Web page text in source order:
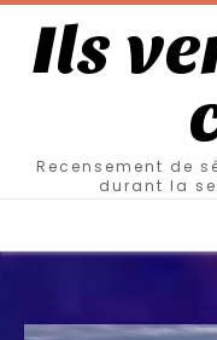
Ils
Recensement de
durant la